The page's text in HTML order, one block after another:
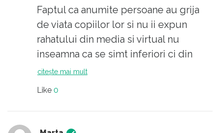
Faptul ca anumite persoane au grija
de viata copiilor lor si nu ii expun
rahatului din media si virtual nu
inseamna ca se simt inferiori ci din
contra se simt parinti care vor sa isi
citește mai mult
Like 0